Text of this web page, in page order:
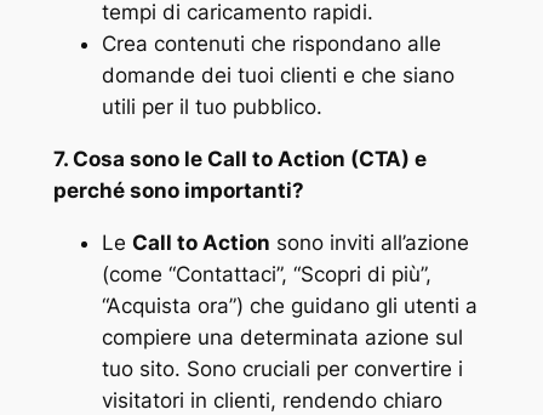
tempi di caricamento rapidi.
Crea contenuti che rispondano alle
domande dei tuoi clienti e che siano
utili per il tuo pubblico​.
7. Cosa sono le Call to Action (CTA) e
perché sono importanti?
Le Call to Action sono inviti all’azione
(come “Contattaci”, “Scopri di più”,
“Acquista ora”) che guidano gli utenti a
compiere una determinata azione sul
tuo sito. Sono cruciali per convertire i
visitatori in clienti, rendendo chiaro